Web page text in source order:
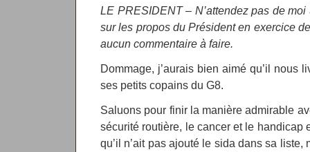
LE PRESIDENT – N’attendez pas de
sur les propos du Président en exercice
aucun commentaire à faire.
Dommage, j’aurais bien aimé qu’il nous
ses petits copains du G8.
Saluons pour finir la manière admirable
sécurité routière, le cancer et le handicap
qu’il n’ait pas ajouté le sida dans sa liste,